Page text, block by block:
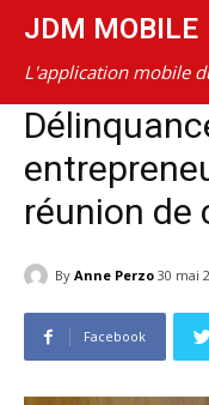
JDM MOBILE
L'application mobile
réunion de
By Anne Perzo 30 mai
Facebook